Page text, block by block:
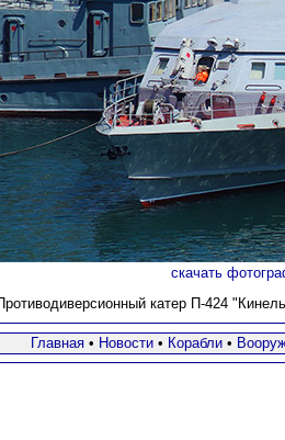
скачать
катер П-424
Главная• Новости• Корабли•